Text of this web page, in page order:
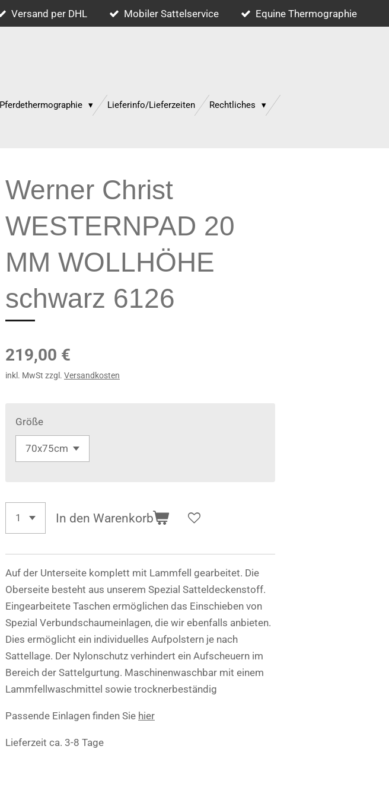
Versand per DHL Mobiler Sattelservice Equine Thermographie
Pferdethermographie Lieferinfo/Lieferzeiten Rechtliches
Werner Christ
WESTERNPAD 20
MM WOLLHÖHE
schwarz 6126
219,00 €
inkl. MwSt zzgl. Versandkosten
Größe
In den Warenkorb
Auf der Unterseite komplett mit Lammfell gearbeitet. Die
Oberseite besteht aus unserem Spezial Satteldeckenstoff.
Eingearbeitete Taschen ermöglichen das Einschieben von
Spezial Verbundschaumeinlagen, die wir ebenfalls anbieten.
Dies ermöglicht ein individuelles Aufpolstern je nach
Sattellage. Der Nylonschutz verhindert ein Aufscheuern im
Bereich der Sattelgurtung. Maschinenwaschbar mit einem
Lammfellwaschmittel sowie trocknerbeständig
Passende Einlagen finden Sie hier
Lieferzeit ca. 3-8 Tage